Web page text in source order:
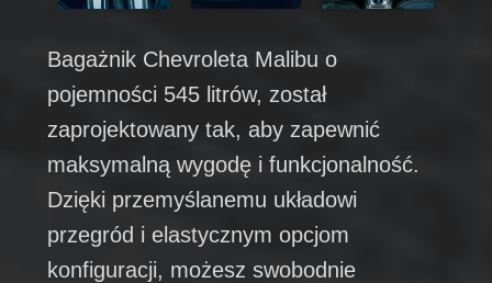
Bagażnik Chevroleta Malibu o
pojemności 545 litrów, został
zaprojektowany tak, aby zapewnić
maksymalną wygodę i funkcjonalność.
Dzięki przemyślanemu układowi
przegród i elastycznym opcjom
konfiguracji, możesz swobodnie